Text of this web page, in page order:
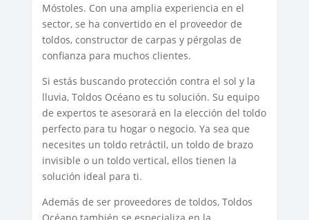
Móstoles. Con una amplia experiencia en el
sector, se ha convertido en el proveedor de
toldos, constructor de carpas y pérgolas de
confianza para muchos clientes.
Si estás buscando protección contra el sol y la
lluvia, Toldos Océano es tu solución. Su equipo
de expertos te asesorará en la elección del toldo
perfecto para tu hogar o negocio. Ya sea que
necesites un toldo retráctil, un toldo de brazo
invisible o un toldo vertical, ellos tienen la
solución ideal para ti.
Además de ser proveedores de toldos, Toldos